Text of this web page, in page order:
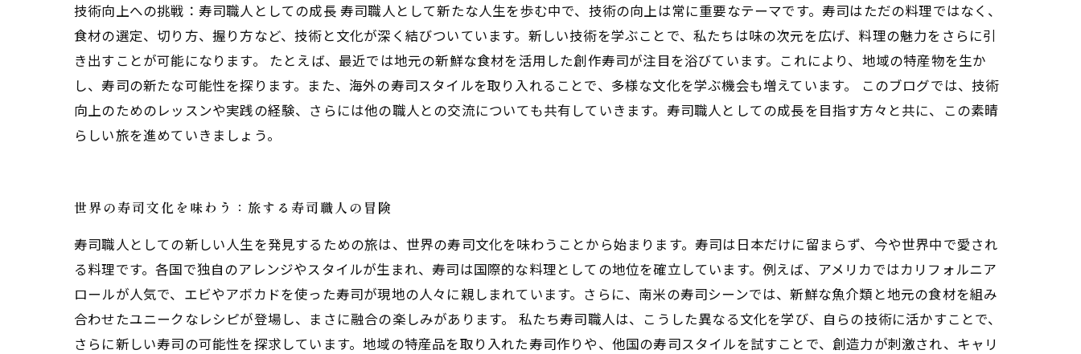
技術向上への挑戦：寿司職人としての成長 寿司職人として新たな人生を歩む中で、技術の向上は常に重要なテーマです。寿司はただの料理ではなく、
食材の選定、切り方、握り方など、技術と文化が深く結びついています。新しい技術を学ぶことで、私たちは味の次元を広げ、料理の魅力をさらに引
き出すことが可能になります。 たとえば、最近では地元の新鮮な食材を活用した創作寿司が注目を浴びています。これにより、地域の特産物を生か
し、寿司の新たな可能性を探ります。また、海外の寿司スタイルを取り入れることで、多様な文化を学ぶ機会も増えています。 このブログでは、技術
向上のためのレッスンや実践の経験、さらには他の職人との交流についても共有していきます。寿司職人としての成長を目指す方々と共に、この素晴
らしい旅を進めていきましょう。
世界の寿司文化を味わう：旅する寿司職人の冒険
寿司職人としての新しい人生を発見するための旅は、世界の寿司文化を味わうことから始まります。寿司は日本だけに留まらず、今や世界中で愛され
る料理です。各国で独自のアレンジやスタイルが生まれ、寿司は国際的な料理としての地位を確立しています。例えば、アメリカではカリフォルニア
ロールが人気で、エビやアボカドを使った寿司が現地の人々に親しまれています。さらに、南米の寿司シーンでは、新鮮な魚介類と地元の食材を組み
合わせたユニークなレシピが登場し、まさに融合の楽しみがあります。 私たち寿司職人は、こうした異なる文化を学び、自らの技術に活かすことで、
さらに新しい寿司の可能性を探求しています。地域の特産品を取り入れた寿司作りや、他国の寿司スタイルを試すことで、創造力が刺激され、キャリ